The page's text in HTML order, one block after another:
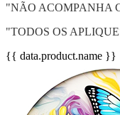
"NÃO ACOMPANHA
"TODOS OS
{{ data.product.name }}